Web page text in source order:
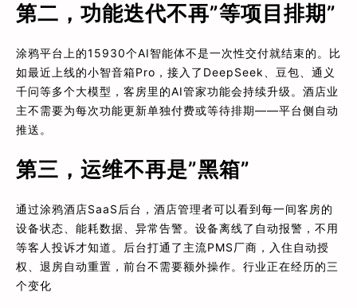
第二，功能迭代不再”等项目排期”
涂鸦平台上的15930个AI智能体不是一次性交付就结束的。比
如最近上线的小智音箱Pro，接入了DeepSeek、豆包、通义
千问等多个大模型，客房里的AI管家功能会持续升级。酒店业
主不需要为每次功能更新单独付费或等待排期——平台侧自动
推送。
第三，运维不再是”黑箱”
通过涂鸦酒店SaaS后台，酒店管理者可以看到每一间客房的
设备状态、能耗数据、异常告警。设备离线了自动报警，不用
等客人投诉才知道。后台打通了主流PMS厂商，入住自动授
权、退房自动重置，前台不需要额外操作。行业正在经历的三
个变化